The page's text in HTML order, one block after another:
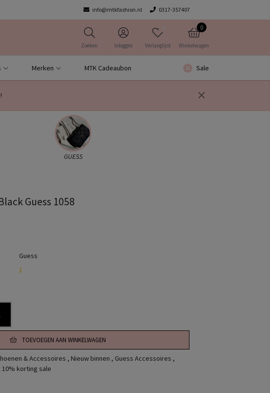
info@mtkfashion.nl 0317-357407
Zoeken Inloggen Verlanglijst
0
Winkelwagen
Merken MTK Cadeaubon Sale
GUESS
Guess 1058
Guess
1
TOEVOEGEN AAN WINKELWAGEN
& Accessoires , Nieuw binnen , Guess Accessoires ,
10% korting sale